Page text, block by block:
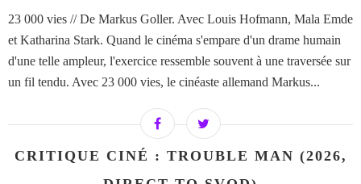
23 000 vies // De Markus Goller. Avec Louis Hofmann, Mala Emde
et Katharina Stark. Quand le cinéma s'empare d'un drame humain
d'une telle ampleur, l'exercice ressemble souvent à une traversée sur
un fil tendu. Avec 23 000 vies, le cinéaste allemand Markus...
CRITIQUE CINÉ : TROUBLE MAN (2026,